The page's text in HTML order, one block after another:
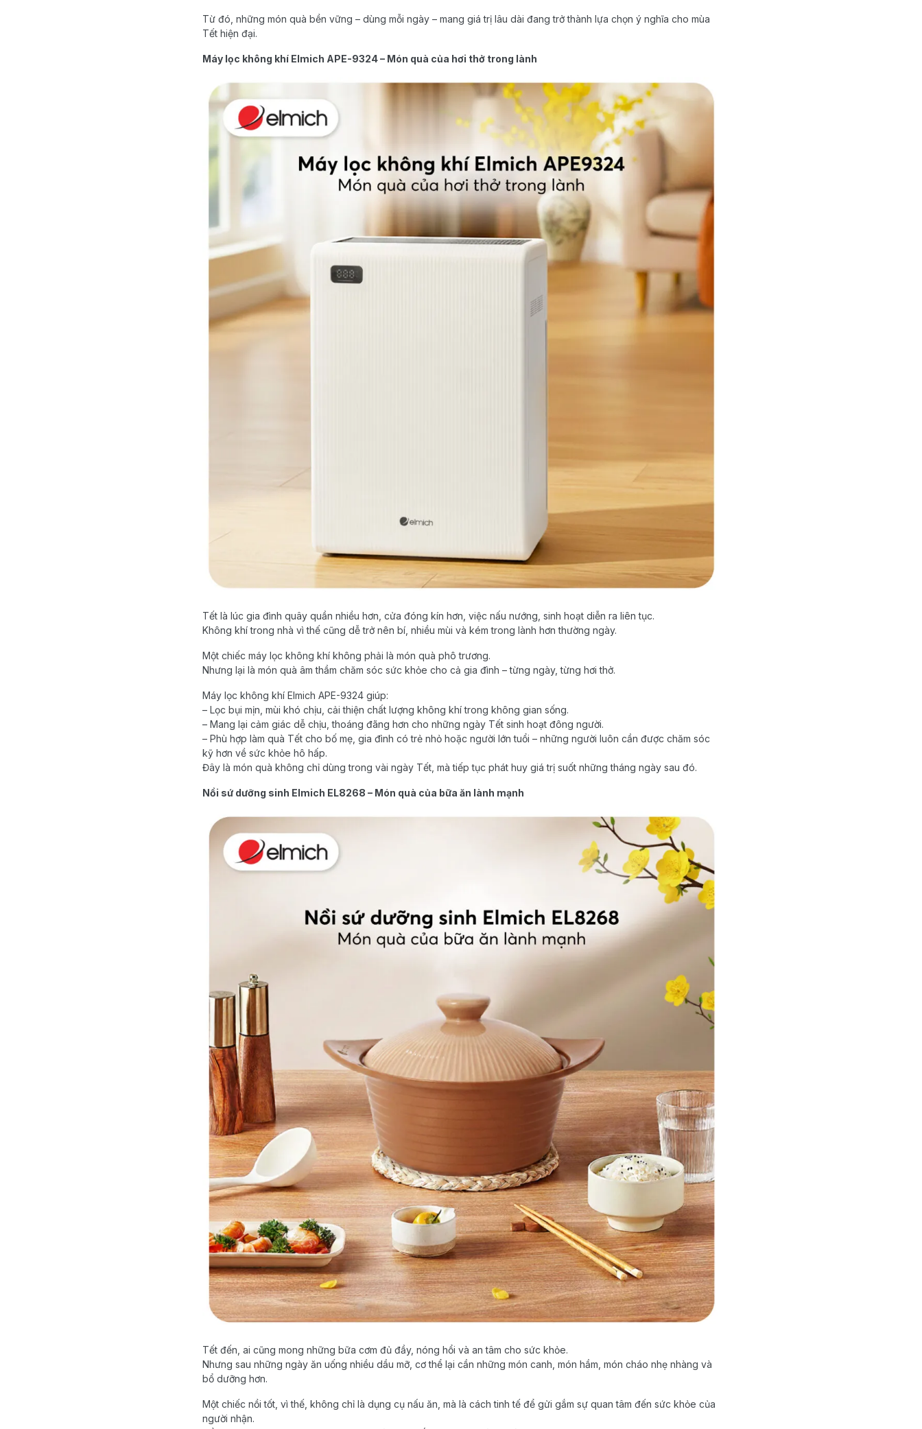
Từ đó, những món quà bền vững – dùng mỗi ngày – mang giá trị lâu dài đang trở thành lựa chọn ý nghĩa cho mùa
Tết hiện đại.
Máy lọc không khí Elmich APE-9324 – Món quà của hơi thở trong lành
Tết là lúc gia đình quây quần nhiều hơn, cửa đóng kín hơn, việc nấu nướng, sinh hoạt diễn ra liên tục.
Không khí trong nhà vì thế cũng dễ trở nên bí, nhiều mùi và kém trong lành hơn thường ngày.
Một chiếc máy lọc không khí không phải là món quà phô trương.
Nhưng lại là món quà âm thầm chăm sóc sức khỏe cho cả gia đình – từng ngày, từng hơi thở.
Máy lọc không khí Elmich APE-9324 giúp:
– Lọc bụi mịn, mùi khó chịu, cải thiện chất lượng không khí trong không gian sống.
– Mang lại cảm giác dễ chịu, thoáng đãng hơn cho những ngày Tết sinh hoạt đông người.
– Phù hợp làm quà Tết cho bố mẹ, gia đình có trẻ nhỏ hoặc người lớn tuổi – những người luôn cần được chăm sóc
kỹ hơn về sức khỏe hô hấp.
Đây là món quà không chỉ dùng trong vài ngày Tết, mà tiếp tục phát huy giá trị suốt những tháng ngày sau đó.
Nồi sứ dưỡng sinh Elmich EL8268 – Món quà của bữa ăn lành mạnh
Tết đến, ai cũng mong những bữa cơm đủ đầy, nóng hổi và an tâm cho sức khỏe.
Nhưng sau những ngày ăn uống nhiều dầu mỡ, cơ thể lại cần những món canh, món hầm, món cháo nhẹ nhàng và
bổ dưỡng hơn.
Một chiếc nồi tốt, vì thế, không chỉ là dụng cụ nấu ăn, mà là cách tinh tế để gửi gắm sự quan tâm đến sức khỏe của
người nhận.